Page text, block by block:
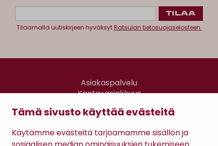
Tämä sivusto käyttää evästeitä
Käytämme evästeitä tarjoamamme sisällön ja
Tilaamalla uutiskirjeen hyväksytRatsulan tietosuojaselosteen.
Asiakaspalvelu
Kanta-asiakkuus
Gomee Ratsula Café
Sopimusehdot